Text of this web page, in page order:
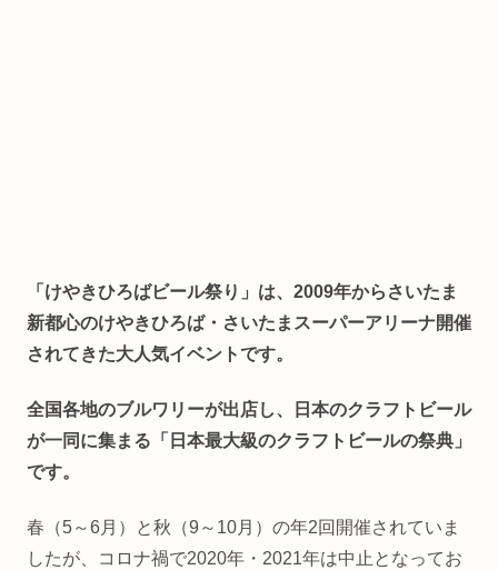
「けやきひろばビール祭り」は、2009年からさいたま
新都心のけやきひろば・さいたまスーパーアリーナ開催
されてきた大人気イベントです。
全国各地のブルワリーが出店し、日本のクラフトビール
が一同に集まる「日本最大級のクラフトビールの祭典」
です。
春（5～6月）と秋（9～10月）の年2回開催されていま
したが、コロナ禍で2020年・2021年は中止となってお